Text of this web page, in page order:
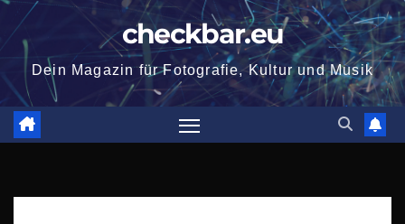
checkbar.eu
Dein Magazin für Fotografie, Kultur und Musik